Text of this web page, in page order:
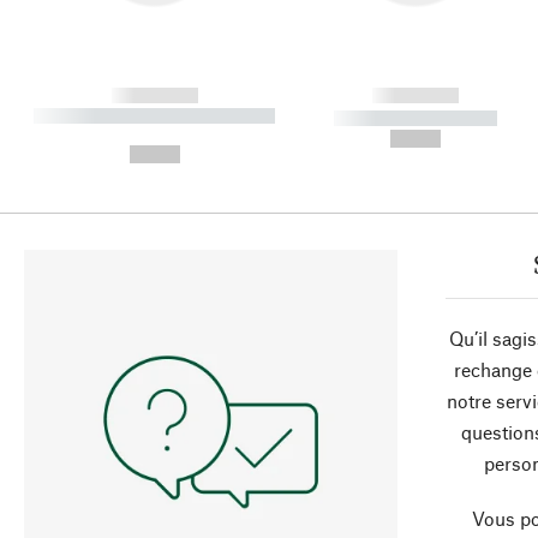
------------
----------- ----------- ----------
------------
----------- -----------
Qu’il
rechange
notre
Vous